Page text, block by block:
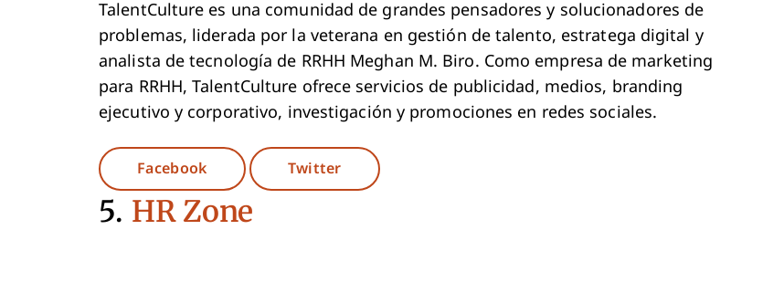
TalentCulture es una comunidad de grandes pensadores y solucionadores de
problemas, liderada por la veterana en gestión de talento, estratega digital y
analista de tecnología de RRHH Meghan M. Biro. Como empresa de marketing
para RRHH, TalentCulture ofrece servicios de publicidad, medios, branding
ejecutivo y corporativo, investigación y promociones en redes sociales.
FacebookOpens New Window
TwitterOpens New Window
5. HR Zone